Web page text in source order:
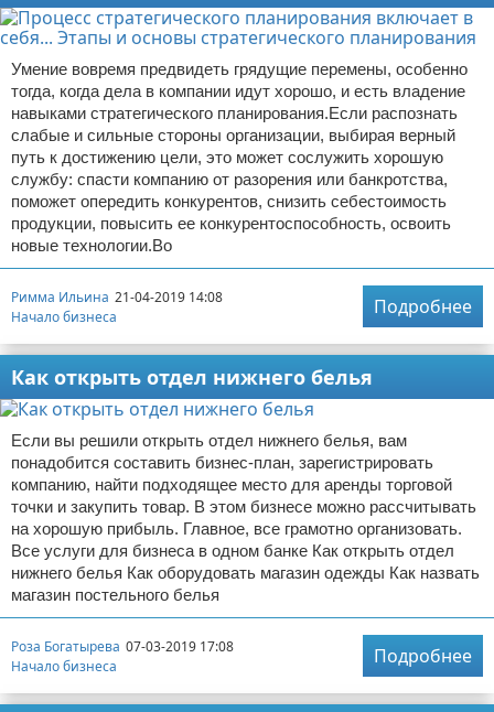
Умение вовремя предвидеть грядущие перемены, особенно
тогда, когда дела в компании идут хорошо, и есть владение
навыками стратегического планирования.Если распознать
слабые и сильные стороны организации, выбирая верный
путь к достижению цели, это может сослужить хорошую
службу: спасти компанию от разорения или банкротства,
поможет опередить конкурентов, снизить себестоимость
продукции, повысить ее конкурентоспособность, освоить
новые технологии.Во
Римма Ильина 21-04-2019 14:08
Начало бизнеса
Подробнее
Как открыть отдел нижнего белья
Если вы решили открыть отдел нижнего белья, вам
понадобится составить бизнес-план, зарегистрировать
компанию, найти подходящее место для аренды торговой
точки и закупить товар. В этом бизнесе можно рассчитывать
на хорошую прибыль. Главное, все грамотно организовать.
Все услуги для бизнеса в одном банке Как открыть отдел
нижнего белья Как оборудовать магазин одежды Как назвать
магазин постельного белья
Роза Богатырева 07-03-2019 17:08
Начало бизнеса
Подробнее